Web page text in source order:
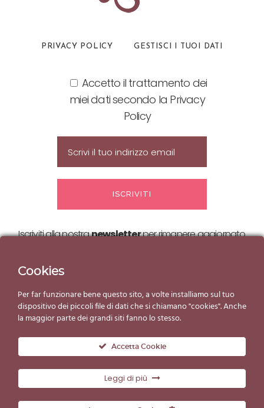
PRIVACY POLICY GESTISCI I TUOI DATI
Accetto il trattamento dei
miei dati secondo la Privacy
Policy
Iscriviti alla nostranewsletterper rimanere aggiornato
© Copyright Gelato d'Essai 2019
Cookies
Per far funzionare bene questo sito, a volte installiamo sul tuo
dispositivo dei piccoli file di dati che si chiamano "cookies". Anche
la maggior parte dei grandi siti fanno lo stesso.
Accetta Cookie
Leggi di più